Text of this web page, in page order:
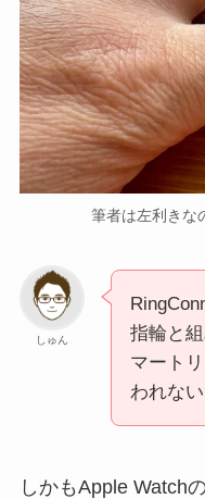
筆者は左利きな
しゅん
指輪と
マート
われない
しかもApple Watch